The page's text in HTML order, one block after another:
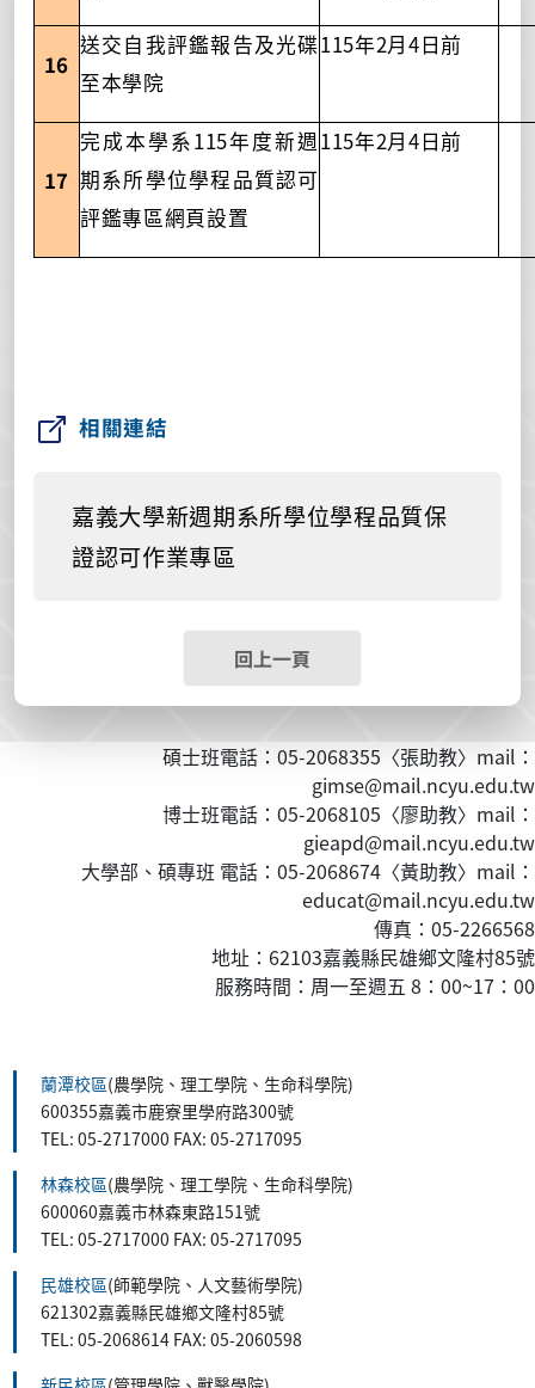
16
送交自我評鑑報告及光碟
至本學院
115年2月4 日前
17
完成本學系 115年度新週
期系所學位學程品質認可
評鑑專區網頁設置
115年2月4 日前
相關連結
嘉義大學新週期系所學位學程品質保
證認可作業專區
回上一頁
碩士班電話：05-2068355〈張助教〉mail：
gimse@mail.ncyu.edu.tw
博士班電話：05-2068105〈廖助教〉mail：
gieapd@mail.ncyu.edu.tw
大學部、碩專班 電話：05-2068674〈黃助教〉mail：
educat@mail.ncyu.edu.tw
傳真：05-2266568
地址：62103嘉義縣民雄鄉文隆村85號
服務時間：周一至週五 8：00~17：00
蘭潭校區(農學院、理工學院、生命科學院)
600355嘉義市鹿寮里學府路300號
TEL: 05-2717000 FAX: 05-2717095
林森校區(農學院、理工學院、生命科學院)
600060嘉義市林森東路151號
TEL: 05-2717000 FAX: 05-2717095
民雄校區(師範學院、人文藝術學院)
621302嘉義縣民雄鄉文隆村85號
TEL: 05-2068614 FAX: 05-2060598